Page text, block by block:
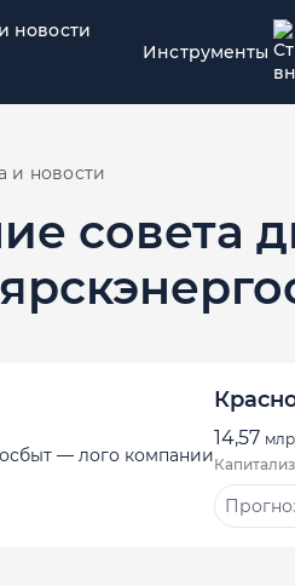
новости
Инструменты
и новости
совета
14,57